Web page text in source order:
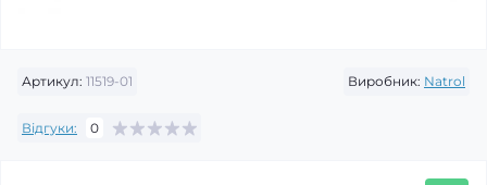
Артикул: 11519-01 Виробник: Natrol
Відгуки: 0